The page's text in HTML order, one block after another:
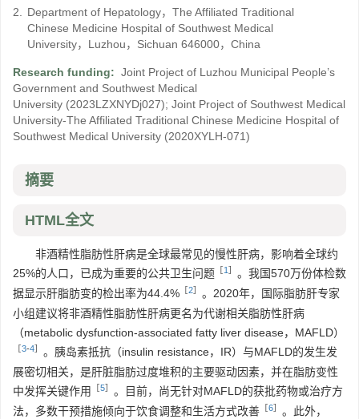
2. Department of Hepatology，The Affiliated Traditional
Chinese Medicine Hospital of Southwest Medical
University，Luzhou，Sichuan 646000，China
Research funding: Joint Project of Luzhou Municipal People’s
Government and Southwest Medical
University (2023LZXNYDj027); Joint Project of Southwest Medical
University-The Affiliated Traditional Chinese Medicine Hospital of
Southwest Medical University (2020XYLH-071)
摘要
HTML全文
非酒精性脂肪性肝病是全球最常见的慢性肝病，影响着全球约
25%的人口，已成为重要的公共卫生问题 ［1］ 。我国570万份体检数
据显示肝脂肪变的检出率为44.4% ［2］ 。2020年，国际脂肪肝专家
小组建议将非酒精性脂肪性肝病更名为代谢相关脂肪性肝病
（metabolic dysfunction-associated fatty liver disease，MAFLD）
［3-4］ 。胰岛素抵抗（insulin resistance，IR）与MAFLD的发生发
展密切相关，是肝脏脂肪过度堆积的主要驱动因素，并在脂肪变性
中发挥关键作用
［5］ 。目前，尚无针对MAFLD的获批药物或治疗方
法，多数干预措施倾向于饮食调整和生活方式改善 ［6］ 。此外，